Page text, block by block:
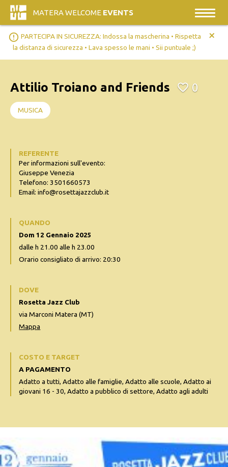
MATERA WELCOME EVENTS
error_outline PARTECIPA IN SICUREZZA: Indossa la mascherina • Rispetta
la distanza di sicurezza • Lava spesso le mani • Sii puntuale ;)
+
Attilio Troiano and Friends 0
MUSICA
REFERENTE
Per informazioni sull'evento:
Giuseppe Venezia
Telefono: 3501660573
Email: info@rosettajazzclub.it
QUANDO
Dom 12 Gennaio 2025
dalle h 21.00 alle h 23.00
Orario consigliato di arrivo: 20:30
DOVE
Rosetta Jazz Club
via Marconi Matera (MT)
Mappa
COSTO E TARGET
A PAGAMENTO
Adatto a tutti, Adatto alle famiglie, Adatto alle scuole, Adatto ai
giovani 16 - 30, Adatto a pubblico di settore, Adatto agli adulti